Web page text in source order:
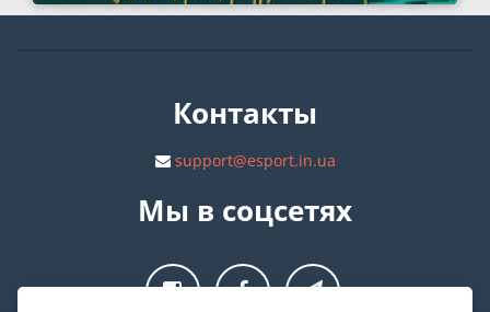
Контакты
support@esport.in.ua
Мы в соцсетях